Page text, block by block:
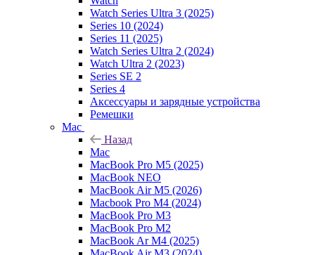
Watch Series Ultra 3 (2025)
Series 10 (2024)
Series 11 (2025)
Watch Series Ultra 2 (2024)
Watch Ultra 2 (2023)
Series SE 2
Series 4
Аксессуары и зарядные устройства
Ремешки
Mac
Назад
Mac
MacBook Pro M5 (2025)
MacBook NEO
MacBook Air M5 (2026)
Macbook Pro M4 (2024)
MacBook Pro M3
MacBook Pro M2
MacBook Ar M4 (2025)